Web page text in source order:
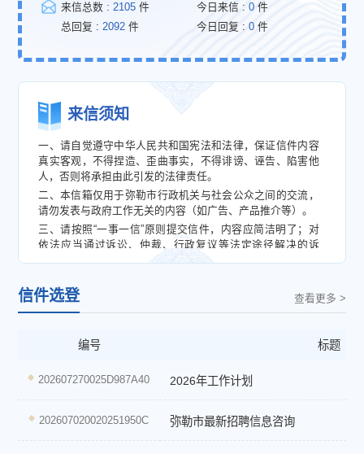
来信总数 : 2105 件 今日来信 :0 件
总回复 : 2092 件 今日回复 :0 件
来信须知
一、请自觉遵守中华人民共和国宪法和法律，保证信件内容
真实客观，不得捏造、歪曲事实，不得诽谤、诬告、陷害他
人，否则将承担由此引发的法律责任。
二、本信箱仅用于弥勒市行政机关与社会公众之间的交流，
请勿发表与政府工作无关的内容（如广告、产品推介等）。
三、请按照“一事一信”原则提交信件，内容应简洁明了；对
依法应当通过诉讼、仲裁、行政复议等法定途径解决的诉
求，您应当按法律政策规定的程序向有关机关提出。
必填项，请您认真填写。
五、对受理的来信，我们将交有关部门及时处理，一般在30
重复提交，否则不予重复受理。
个人中心查询相关办理信息。
信件选登 查看更多 >
编号 标题
202607270025D987A40 2026年工作计划
202607020020251950C 弥勒市最新招聘信息咨询